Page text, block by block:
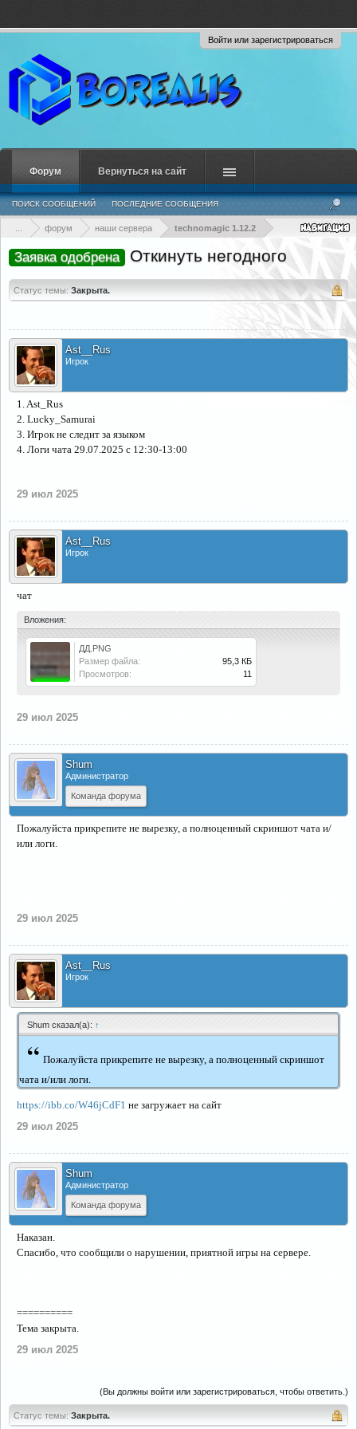
Войти или зарегистрироваться
форум наши сервера technomagic 1.12.2
Заявка одобрена Откинуть негодного
Статус темы: Закрыта.
Ast__Rus
Игрок
1. Ast_Rus
2. Lucky_Samurai
3. Игрок не следит за языком
4. Логи чата 29.07.2025 с 12:30-13:00
29 июл 2025
Ast__Rus
Игрок
чат
Вложения:
ДД.PNG
Размер файла:
95,3 КБ
Просмотров:
11
29 июл 2025
Shum
Администратор
Команда форума
Пожалуйста прикрепите не вырезку, а полноценный скриншот чата и/
или логи.
29 июл 2025
Ast__Rus
Игрок
Shum сказал(а): ↑
“ Пожалуйста прикрепите не вырезку, а полноценный скриншот
чата и/или логи.
https://ibb.co/W46jCdF1 не загружает на сайт
29 июл 2025
Shum
Администратор
Команда форума
Наказан.
Спасибо, что сообщили о нарушении, приятной игры на сервере.
==========
Тема закрыта.
29 июл 2025
(Вы должны войти или зарегистрироваться, чтобы ответить.)
Статус темы: Закрыта.
Форум
ПОИСК СООБЩЕНИЙ ПОСЛЕДНИЕ СООБЩЕНИЯ
Вернуться на сайт